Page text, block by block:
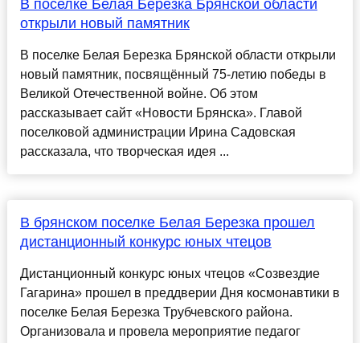
В поселке Белая Березка Брянской области
открыли новый памятник
В поселке Белая Березка Брянской области открыли
новый памятник, посвящённый 75-летию победы в
Великой Отечественной войне. Об этом
рассказывает сайт «Новости Брянска». Главой
поселковой администрации Ирина Садовская
рассказала, что творческая идея ...
В брянском поселке Белая Березка прошел
дистанционный конкурс юных чтецов
Дистанционный конкурс юных чтецов «Созвездие
Гагарина» прошел в преддверии Дня космонавтики в
поселке Белая Березка Трубчевского района.
Организовала и провела мероприятие педагог